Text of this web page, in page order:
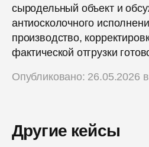
сыродельный объект и
антиосколочного
производство,
фактической отгрузки
Опубликовано: 26.05.2026
Другие кейсы